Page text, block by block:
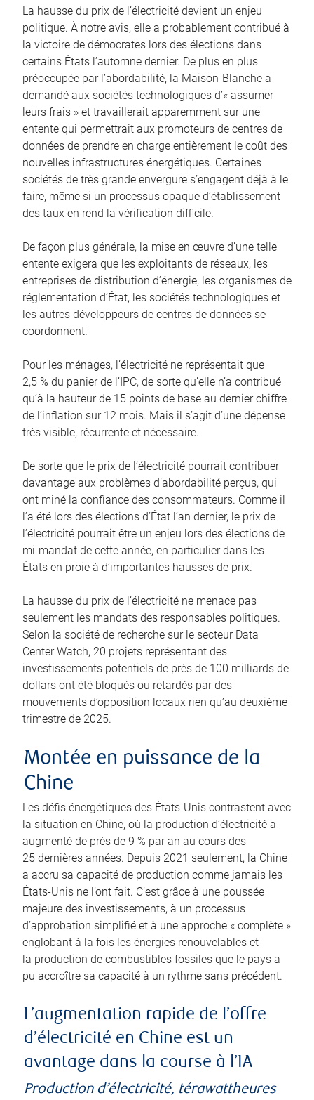
La hausse du prix de l’électricité devient un enjeu
politique. À notre avis, elle a probablement contribué à
la victoire de démocrates lors des élections dans
certains États l’automne dernier. De plus en plus
préoccupée par l’abordabilité, la Maison-Blanche a
demandé aux sociétés technologiques d’« assumer
leurs frais » et travaillerait apparemment sur une
entente qui permettrait aux promoteurs de centres de
données de prendre en charge entièrement le coût des
nouvelles infrastructures énergétiques. Certaines
sociétés de très grande envergure s’engagent déjà à le
faire, même si un processus opaque d’établissement
des taux en rend la vérification difficile.
De façon plus générale, la mise en œuvre d’une telle
entente exigera que les exploitants de réseaux, les
entreprises de distribution d’énergie, les organismes de
réglementation d’État, les sociétés technologiques et
les autres développeurs de centres de données se
coordonnent.
Pour les ménages, l’électricité ne représentait que
2,5 % du panier de l’IPC, de sorte qu’elle n’a contribué
qu’à la hauteur de 15 points de base au dernier chiffre
de l’inflation sur 12 mois. Mais il s’agit d’une dépense
très visible, récurrente et nécessaire.
De sorte que le prix de l’électricité pourrait contribuer
davantage aux problèmes d’abordabilité perçus, qui
ont miné la confiance des consommateurs. Comme il
l’a été lors des élections d’État l’an dernier, le prix de
l’électricité pourrait être un enjeu lors des élections de
mi-mandat de cette année, en particulier dans les
États en proie à d’importantes hausses de prix.
La hausse du prix de l’électricité ne menace pas
seulement les mandats des responsables politiques.
Selon la société de recherche sur le secteur Data
Center Watch, 20 projets représentant des
investissements potentiels de près de 100 milliards de
dollars ont été bloqués ou retardés par des
mouvements d’opposition locaux rien qu’au deuxième
trimestre de 2025.
Montée en puissance de la
Chine
Les défis énergétiques des États-Unis contrastent avec
la situation en Chine, où la production d’électricité a
augmenté de près de 9 % par an au cours des
25 dernières années. Depuis 2021 seulement, la Chine
a accru sa capacité de production comme jamais les
États-Unis ne l’ont fait. C’est grâce à une poussée
majeure des investissements, à un processus
d’approbation simplifié et à une approche « complète »
englobant à la fois les énergies renouvelables et
la production de combustibles fossiles que le pays a
pu accroître sa capacité à un rythme sans précédent.
L’augmentation rapide de l’offre
d’électricité en Chine est un
avantage dans la course à l’IA
Production d’électricité, térawattheures